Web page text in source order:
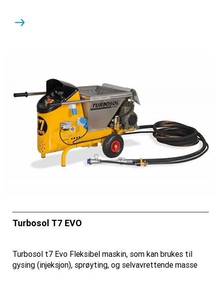
Turbosol T7 EVO
Turbosol t7 Evo Fleksibel maskin, som kan brukes til
gysing (injeksjon), sprøyting, og selvavrettende masse